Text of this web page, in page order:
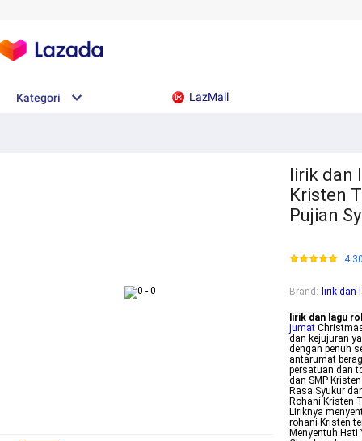
Kategori LazMall
lirik dan
Kristen
Pujian
Brand : lirik dan
lirik dan lagu
jumat
dan kejujuran
dengan penuh
antarumat
persatuan dan
dan SMP
Rasa Syukur
Rohani Kristen
Liriknya
rohani Kristen
Menyentuh Hati